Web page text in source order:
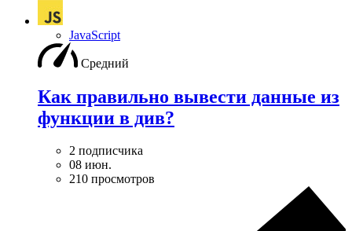
JavaScript
Средний
Как правильно вывести данные из
функции в див?
2 подписчика
08 июн.
210 просмотров